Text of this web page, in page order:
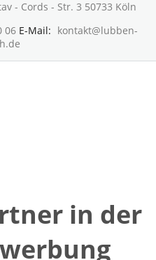
- Cords - Str. 3 50733 Köln
06E-Mail: kontakt@lubben-
in der